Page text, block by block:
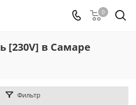
0
[230V] в Самаре
Фильтр